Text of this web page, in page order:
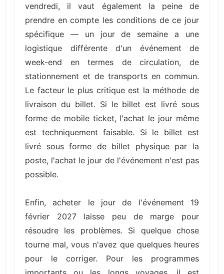
vendredi, il vaut également la peine de
prendre en compte les conditions de ce jour
spécifique — un jour de semaine a une
logistique différente d'un événement de
week-end en termes de circulation, de
stationnement et de transports en commun.
Le facteur le plus critique est la méthode de
livraison du billet. Si le billet est livré sous
forme de mobile ticket, l'achat le jour même
est techniquement faisable. Si le billet est
livré sous forme de billet physique par la
poste, l'achat le jour de l'événement n'est pas
possible.
Enfin, acheter le jour de l'événement 19
février 2027 laisse peu de marge pour
résoudre les problèmes. Si quelque chose
tourne mal, vous n'avez que quelques heures
pour le corriger. Pour les programmes